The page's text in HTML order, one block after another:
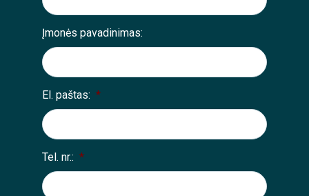
Įmonės pavadinimas:
El. paštas: *
Tel. nr.: *